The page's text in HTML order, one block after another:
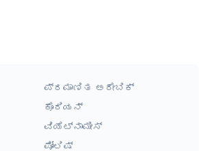
ಪ್ರಮಾಣಿತ ಅರೇಬಿಕ್
ಕೊರಿಯನ್
ವಿಯೆಟ್ನಾಮೀಸ್
ಪೋಲಿಷ್